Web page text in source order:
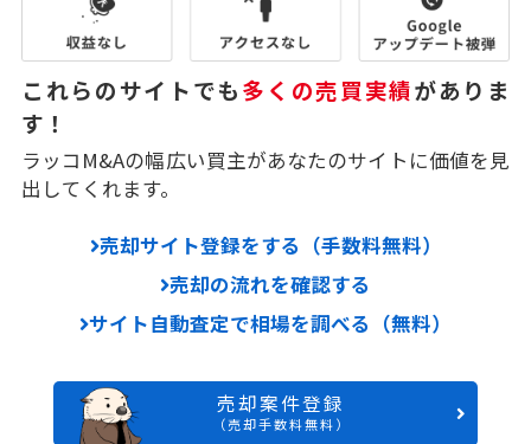
これらのサイトでも多くの売買実績がありま
す！
ラッコM&Aの幅広い買主があなたのサイトに価値を見
出してくれます。
売却サイト登録をする（手数料無料）
売却の流れを確認する
サイト自動査定で相場を調べる（無料）
売却案件登録
（売却手数料無料）